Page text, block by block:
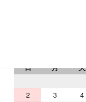
日 月 火
2
3 4